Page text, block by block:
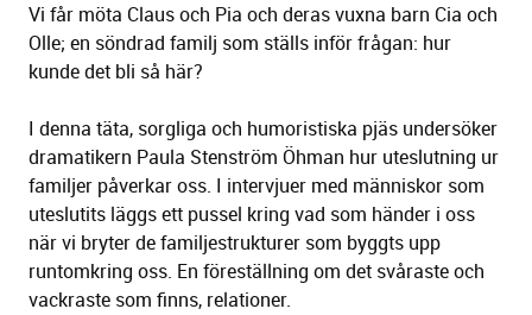
Vi får möta Claus och Pia och deras vuxna barn Cia och
Olle; en söndrad familj som ställs inför frågan: hur
kunde det bli så här?
I denna täta, sorgliga och humoristiska pjäs undersöker
dramatikern Paula Stenström Öhman hur uteslutning ur
familjer påverkar oss. I intervjuer med människor som
uteslutits läggs ett pussel kring vad som händer i oss
när vi bryter de familjestrukturer som byggts upp
runtomkring oss. En föreställning om det svåraste och
vackraste som finns, relationer.